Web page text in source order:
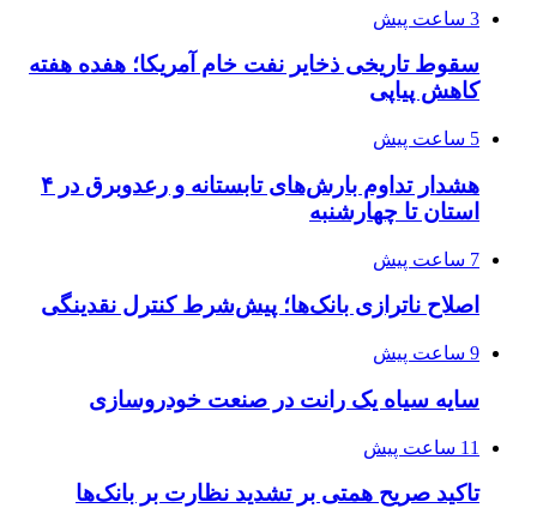
3 ساعت پیش
سقوط تاریخی ذخایر نفت خام آمریکا؛ هفده هفته
کاهش پیاپی
5 ساعت پیش
هشدار تداوم بارش‌های تابستانه و رعدوبرق در ۴
استان تا چهارشنبه
7 ساعت پیش
اصلاح ناترازی بانک‌ها؛ پیش‌شرط کنترل نقدینگی
9 ساعت پیش
سایه سیاه یک رانت در صنعت خودروسازی
11 ساعت پیش
تاکید صریح همتی بر تشدید نظارت بر بانک‌ها